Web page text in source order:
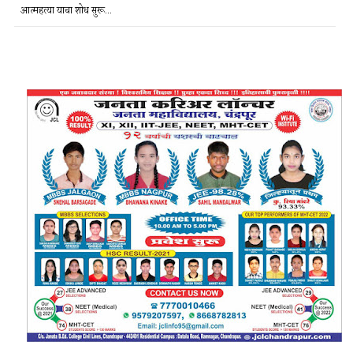
आत्महत्या याचा शोध सुरू...